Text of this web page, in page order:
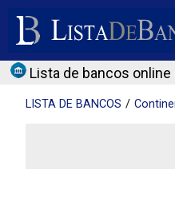
Lista de bancos
LISTA DE BANCOS